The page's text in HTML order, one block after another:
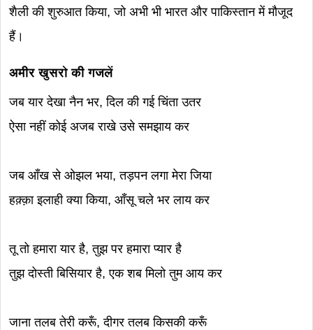
शैली की शुरुआत किया, जो अभी भी भारत और पाकिस्तान में मौजूद
हैं।
अमीर खुसरो की गजलें
जब यार देखा नैन भर, दिल की गई चिंता उतर
ऐसा नहीं कोई अजब राखे उसे समझाय कर
जब आँख से ओझल भया, तड़पन लगा मेरा जिया
हक़्क़ा इलाही क्या किया, आँसू चले भर लाय कर
तू तो हमारा यार है, तुझ पर हमारा प्यार है
तुझ दोस्ती बिसियार है, एक शब मिलो तुम आय कर
जाना तलब तेरी करूँ, दीगर तलब किसकी करूँ